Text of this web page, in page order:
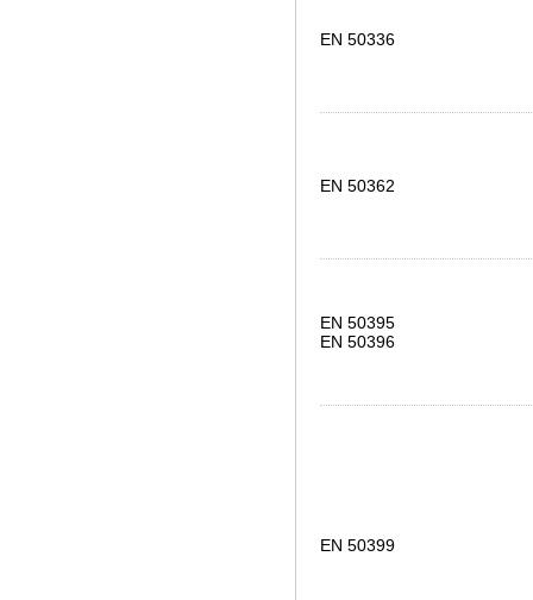
EN 50336
EN 50362
EN 50395
EN 50396
EN 50399